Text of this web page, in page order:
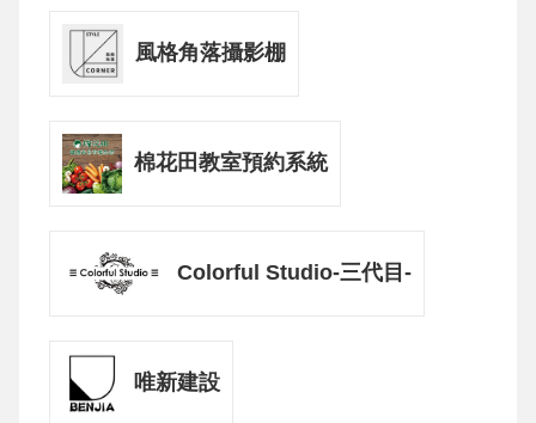
風格角落攝影棚
棉花田教室預約系統
Colorful Studio-三代目-
唯新建設